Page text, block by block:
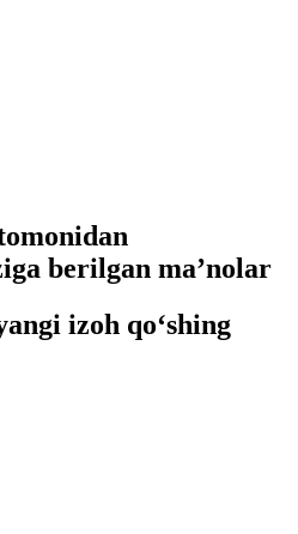
berilgan ma’nolar
izoh qo‘shing